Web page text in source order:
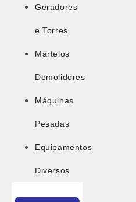
Geradores
e Torres
Martelos
Demolidores
Máquinas
Pesadas
Equipamentos
Diversos